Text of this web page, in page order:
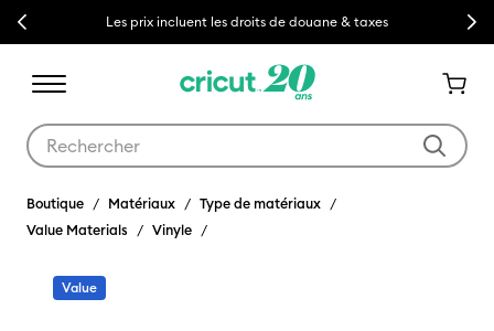
Previous Les prix incluent les droits de douane & taxes Next
Boutique Matériaux
Type de matériaux
Value Materials
Vinyle
Value